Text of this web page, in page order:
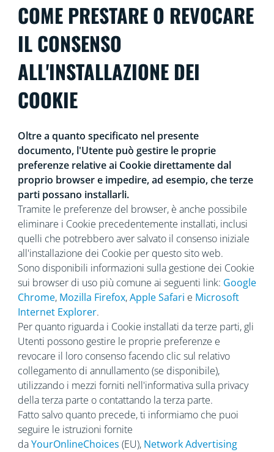
COME PRESTARE O REVOCARE
IL CONSENSO
ALL'INSTALLAZIONE DEI
COOKIE
Oltre a quanto specificato nel presente
documento, l'Utente può gestire le proprie
preferenze relative ai Cookie direttamente dal
proprio browser e impedire, ad esempio, che terze
parti possano installarli.
Tramite le preferenze del browser, è anche possibile
eliminare i Cookie precedentemente installati, inclusi
quelli che potrebbero aver salvato il consenso iniziale
all'installazione dei Cookie per questo sito web.
Sono disponibili informazioni sulla gestione dei Cookie
sui browser di uso più comune ai seguenti link: Google
Chrome, Mozilla Firefox,Apple Safari e Microsoft
Internet Explorer.
Per quanto riguarda i Cookie installati da terze parti, gli
Utenti possono gestire le proprie preferenze e
revocare il loro consenso facendo clic sul relativo
collegamento di annullamento (se disponibile),
utilizzando i mezzi forniti nell'informativa sulla privacy
della terza parte o contattando la terza parte.
Fatto salvo quanto precede, ti informiamo che puoi
seguire le istruzioni fornite
daYourOnlineChoices (EU), Network Advertising